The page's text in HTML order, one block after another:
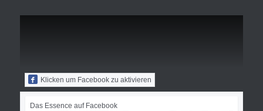
Klicken um Facebook zu aktivieren
Das Essence auf Facebook